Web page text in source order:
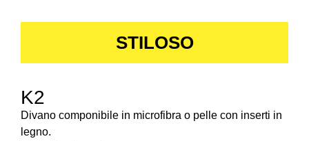
STILOSO
K2
Divano componibile in microfibra o pelle con inserti in
legno.